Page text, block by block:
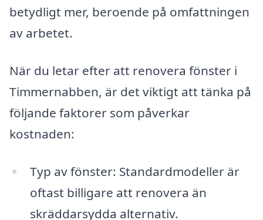
betydligt mer, beroende på omfattningen
av arbetet.
När du letar efter att renovera fönster i
Timmernabben, är det viktigt att tänka på
följande faktorer som påverkar
kostnaden:
Typ av fönster: Standardmodeller är
oftast billigare att renovera än
skräddarsydda alternativ.